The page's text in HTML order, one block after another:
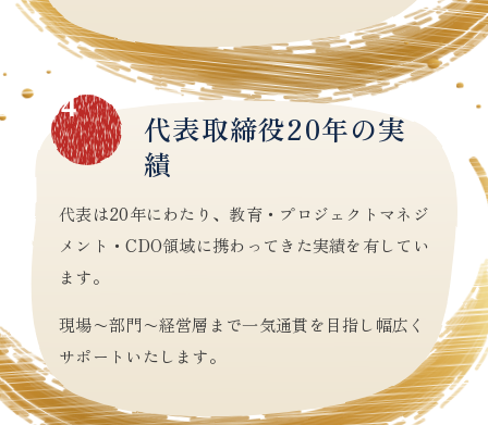
04
代表取締役20年の実
績
代表は20年にわたり、教育・プロジェクトマネジ
メント・CDO領域に携わってきた実績を有してい
ます。
現場〜部門〜経営層まで一気通貫を目指し幅広く
サポートいたします。